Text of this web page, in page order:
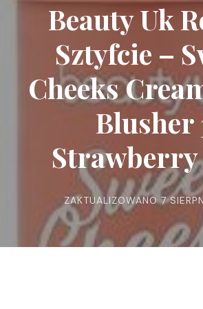
Beauty Uk
Sztyfcie –
Cheeks
Blusher
Strawberry
ZAKTUALIZOWANO7